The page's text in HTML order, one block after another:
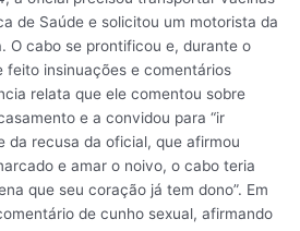
de Saúde e solicitou um motorista da
O cabo se prontificou e, durante o
insinuações e comentários
relata que ele comentou sobre
e a convidou para “ir
da recusa da oficial, que afirmou
e amar o noivo, o cabo teria
que seu coração já tem dono”. Em
de cunho sexual, afirmando